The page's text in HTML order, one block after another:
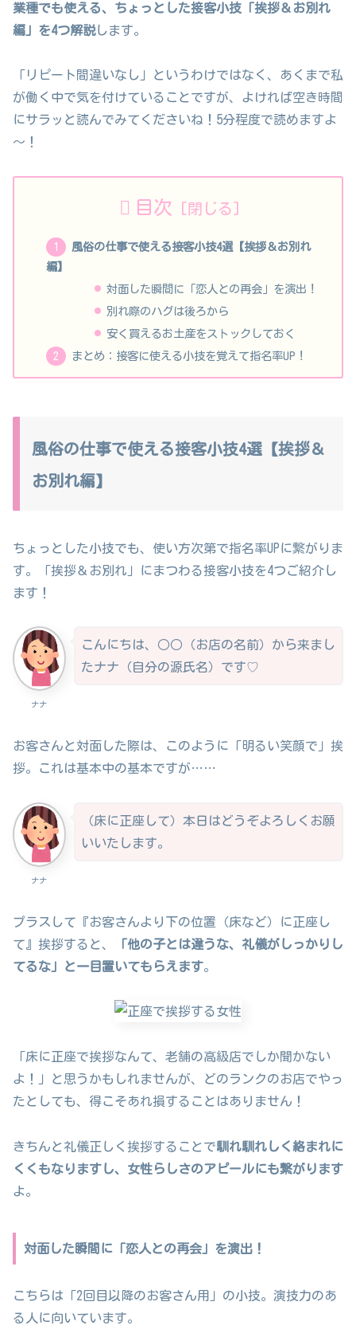
業種でも使える、ちょっとした接客小技「挨拶＆お別れ
編」を4つ解説します。
「リピート間違いなし」というわけではなく、あくまで私
が働く中で気を付けていることですが、よければ空き時間
にサラッと読んでみてくださいね！5分程度で読めますよ
～！
目次
風俗の仕事で使える接客小技4選【挨拶＆お別れ
編】
対面した瞬間に「恋人との再会」を演出！
別れ際のハグは後ろから
安く買えるお土産をストックしておく
まとめ：接客に使える小技を覚えて指名率UP！
風俗の仕事で使える接客小技4選【挨拶＆
お別れ編】
ちょっとした小技でも、使い方次第で指名率UPに繋がりま
す。「挨拶＆お別れ」にまつわる接客小技を4つご紹介し
ます！
ナナ
こんにちは、○○（お店の名前）から来まし
たナナ（自分の源氏名）です♡
お客さんと対面した際は、このように「明るい笑顔で」挨
拶。これは基本中の基本ですが……
ナナ
（床に正座して）本日はどうぞよろしくお願
いいたします。
プラスして『お客さんより下の位置（床など）に正座し
て』挨拶すると、
「他の子とは違うな、礼儀がしっかりし
てるな」と一目置いてもらえます。
「床に正座で挨拶なんて、老舗の高級店でしか聞かない
よ！」と思うかもしれませんが、どのランクのお店でやっ
たとしても、得こそあれ損することはありません！
きちんと礼儀正しく挨拶することで馴れ馴れしく絡まれに
くくもなりますし、女性らしさのアピールにも繋がります
よ。
対面した瞬間に「恋人との再会」を演出！
こちらは「2回目以降のお客さん用」の小技。演技力のあ
る人に向いています。